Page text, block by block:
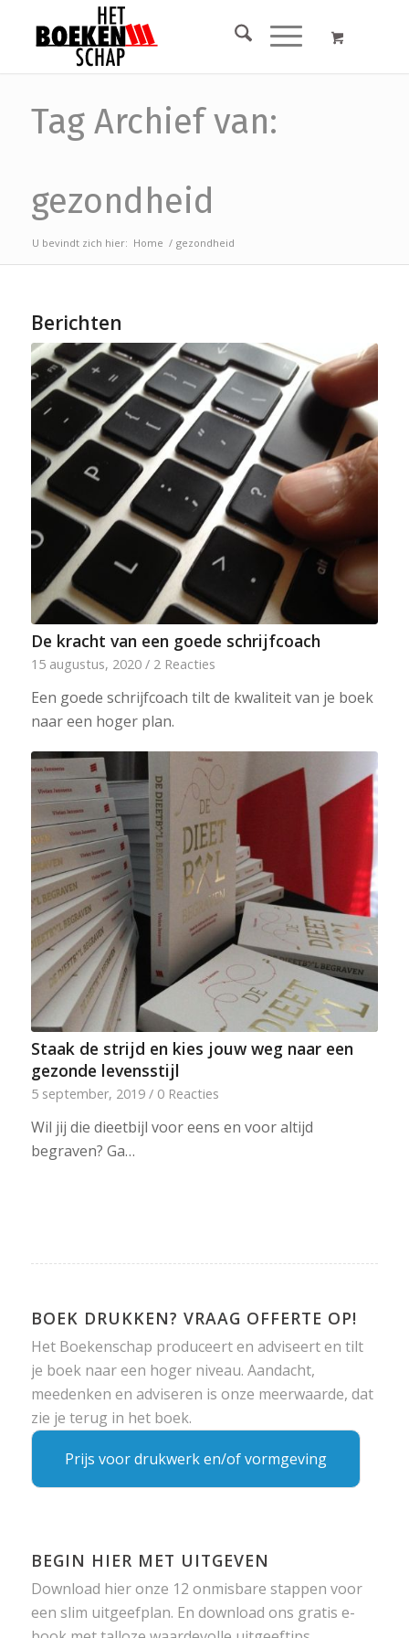
Tag Archief van:
gezondheid
U bevindt zich hier: Home / gezondheid
Berichten
De kracht van een goede schrijfcoach
15 augustus, 2020 / 2 Reacties
Een goede schrijfcoach tilt de kwaliteit van je boek
naar een hoger plan.
Staak de strijd en kies jouw weg naar een
gezonde levensstijl
5 september, 2019 / 0 Reacties
Wil jij die dieetbijl voor eens en voor altijd
begraven? Ga…
BOEK DRUKKEN? VRAAG OFFERTE OP!
Het Boekenschap produceert en adviseert en tilt
je boek naar een hoger niveau. Aandacht,
meedenken en adviseren is onze meerwaarde, dat
zie je terug in het boek.
Prijs voor drukwerk en/of vormgeving
BEGIN HIER MET UITGEVEN
Download hier onze 12 onmisbare stappen voor
een slim uitgeefplan. En download ons gratis e-